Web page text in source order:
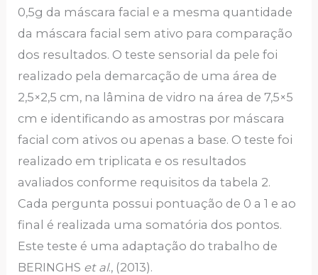
0,5g da máscara facial e a mesma quantidade
da máscara facial sem ativo para comparação
dos resultados. O teste sensorial da pele foi
realizado pela demarcação de uma área de
2,5×2,5 cm, na lâmina de vidro na área de 7,5×5
cm e identificando as amostras por máscara
facial com ativos ou apenas a base. O teste foi
realizado em triplicata e os resultados
avaliados conforme requisitos da tabela 2.
Cada pergunta possui pontuação de 0 a 1 e ao
final é realizada uma somatória dos pontos.
Este teste é uma adaptação do trabalho de
BERINGHS et al., (2013).